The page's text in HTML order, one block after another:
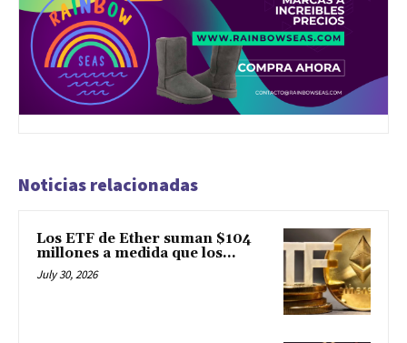
Noticias relacionadas
Los ETF de Ether suman $104
millones a medida que los...
July 30, 2026